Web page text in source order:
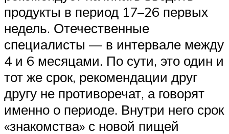
продукты в период 17–26 первых
недель. Отечественные
специалисты — в интервале между
4 и 6 месяцами. По сути, это один и
тот же срок, рекомендации друг
другу не противоречат, а говорят
именно о периоде. Внутри него срок
«знакомства» с новой пищей